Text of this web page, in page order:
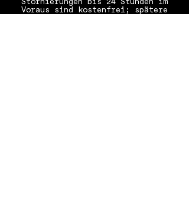
Voraus sind kostenfrei; spätere